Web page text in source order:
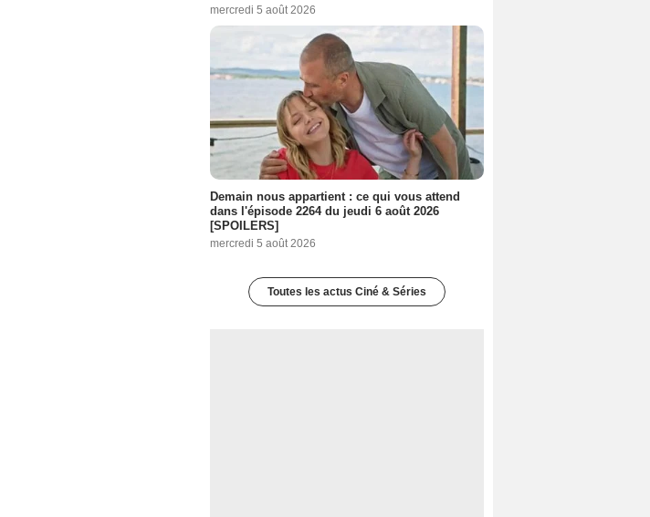
mercredi 5 août 2026
Demain nous appartient : ce qui vous attend
dans l'épisode 2264 du jeudi 6 août 2026
[SPOILERS]
mercredi 5 août 2026
Toutes les actus Ciné & Séries